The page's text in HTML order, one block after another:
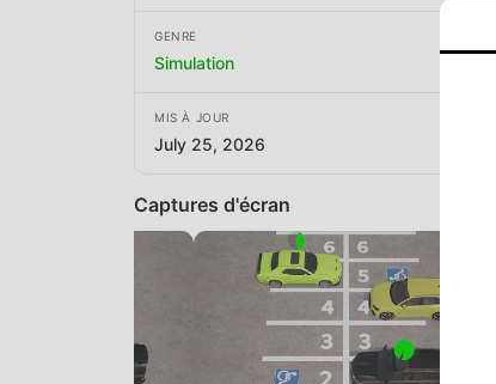
GENRE
Simulation
MIS À JOUR
July 25, 2026
Captures d'écran